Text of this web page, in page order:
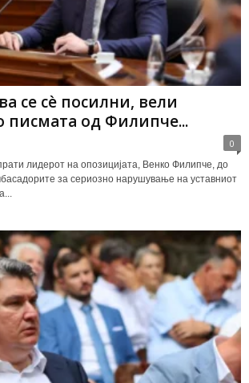
се сè посилни, вели
писмата од Филипче...
0
лидерот на опозицијата, Венко Филипче, до
за сериозно нарушување на уставниот